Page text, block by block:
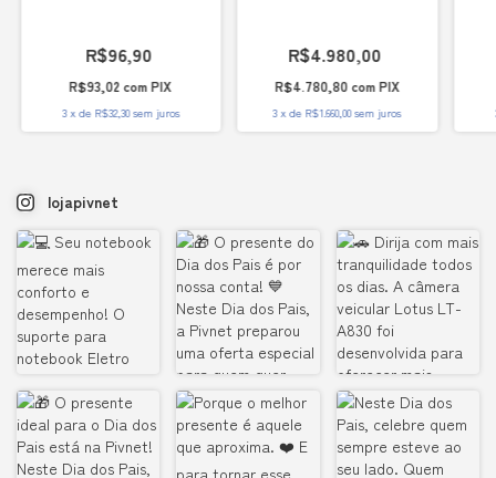
R$96,90
R$93,02com PIX
3 xde R$32,30 sem juros
R$4.980,00
R$4.780,80comPIX
3 xde R$1.660,00 sem juros
lojapivnet